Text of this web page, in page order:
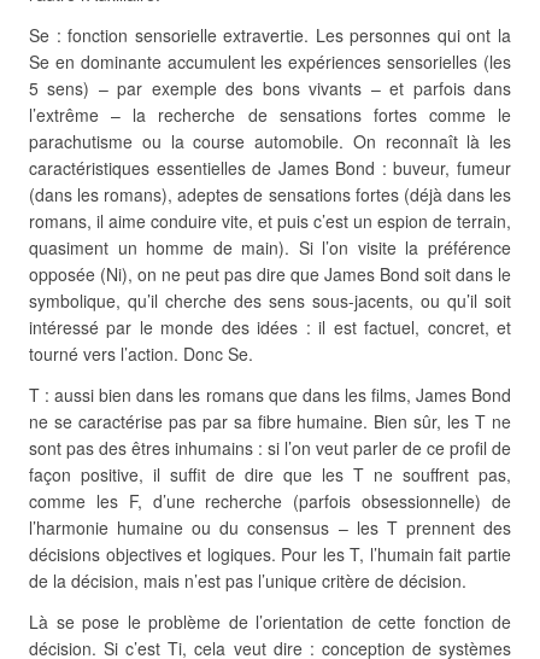
Se : fonction sensorielle extravertie. Les personnes qui ont la
Se en dominante accumulent les expériences sensorielles (les
5 sens) – par exemple des bons vivants – et parfois dans
l’extrême – la recherche de sensations fortes comme le
parachutisme ou la course automobile. On reconnaît là les
caractéristiques essentielles de James Bond : buveur, fumeur
(dans les romans), adeptes de sensations fortes (déjà dans les
romans, il aime conduire vite, et puis c’est un espion de terrain,
quasiment un homme de main). Si l’on visite la préférence
opposée (Ni), on ne peut pas dire que James Bond soit dans le
symbolique, qu’il cherche des sens sous-jacents, ou qu’il soit
intéressé par le monde des idées : il est factuel, concret, et
tourné vers l’action. Donc Se.
T : aussi bien dans les romans que dans les films, James Bond
ne se caractérise pas par sa fibre humaine. Bien sûr, les T ne
sont pas des êtres inhumains : si l’on veut parler de ce profil de
façon positive, il suffit de dire que les T ne souffrent pas,
comme les F, d’une recherche (parfois obsessionnelle) de
l’harmonie humaine ou du consensus – les T prennent des
décisions objectives et logiques. Pour les T, l’humain fait partie
de la décision, mais n’est pas l’unique critère de décision.
Là se pose le problème de l’orientation de cette fonction de
décision. Si c’est Ti, cela veut dire : conception de systèmes